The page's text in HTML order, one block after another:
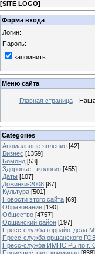
[SITE LOGO]
Форма входа
Логин:
Пароль:
запомнить
Меню сайта
Главная страница
Categories
Аномальные явления [42]
Бизнес [1359]
Бомонд [53]
Здоровье, экология [455]
Даты [107]
Дожинки-2008 [87]
Культура [501]
Новости этого сайта [69]
Образование [190]
Общество [4757]
Оршанский район [197]
Пресс-служба горрайотдела
Пресс-служба оршанского
Пресс-служба ИМНС РБ по г.